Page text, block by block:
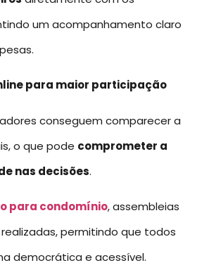
um acompanhamento claro
para maior participação
conseguem comparecer a
o que pode comprometer a
nas decisões.
para condomínio, assembleias
permitindo que todos
democrática e acessível.